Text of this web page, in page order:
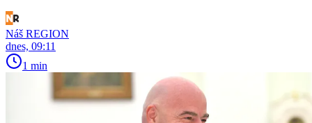
Náš REGION
dnes, 09:11
1 min